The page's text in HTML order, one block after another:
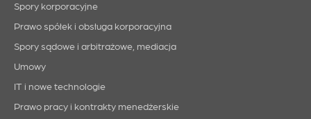
Spory korporacyjne
Prawo spółek i obsługa korporacyjna
Spory sądowe i arbitrażowe, mediacja
Umowy
IT i nowe technologie
Prawo pracy i kontrakty menedżerskie